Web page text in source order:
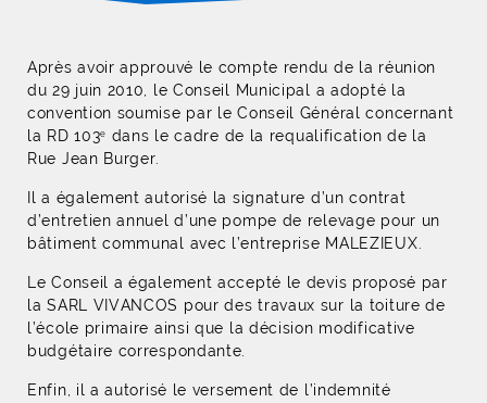
Après avoir approuvé le compte rendu de la réunion
du 29 juin 2010, le Conseil Municipal a adopté la
convention soumise par le Conseil Général concernant
la RD 103e dans le cadre de la requalification de la
Rue Jean Burger.
Il a également autorisé la signature d’un contrat
d’entretien annuel d’une pompe de relevage pour un
bâtiment communal avec l’entreprise MALEZIEUX.
Le Conseil a également accepté le devis proposé par
la SARL VIVANCOS pour des travaux sur la toiture de
l’école primaire ainsi que la décision modificative
budgétaire correspondante.
Enfin, il a autorisé le versement de l’indemnité